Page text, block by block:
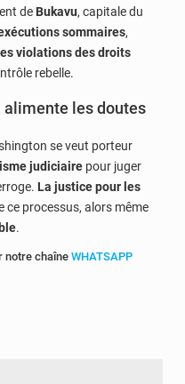
de Bukavu, capitale du
sommaires,
violations des droits
rebelle.
alimente les doutes
se veut porteur
judiciaire pour juger
La justice pour les
ce processus, alors même
.
notre chaîne WHATSAPP